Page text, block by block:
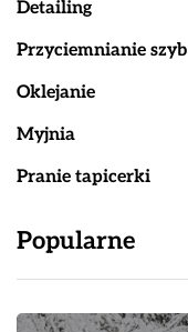
Detailing
Przyciemnianie szyb
Oklejanie
Myjnia
Pranie tapicerki
Popularne